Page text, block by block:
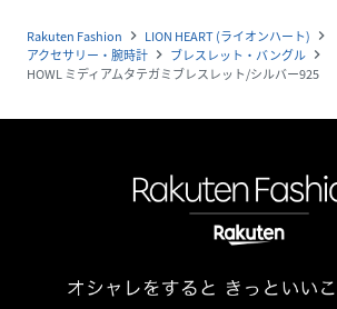
Rakuten Fashion navigate_next LION HEART (ライオンハート) navigate_next
アクセサリー・腕時計 navigate_next ブレスレット・バングル navigate_next
HOWL ミディアムタテガミブレスレット/シルバー925